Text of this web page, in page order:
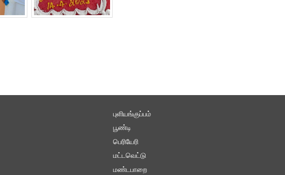
புளியங்குப்பம்
பூண்டி
பெரியேரி
மட்டவெட்டு
மண்டபாறை